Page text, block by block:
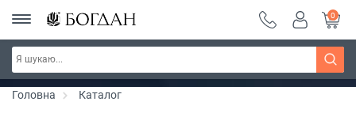
Серія "Чейзіана" ~ знижка 20%
0
Головна Каталог